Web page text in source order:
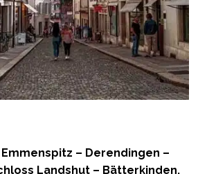
– Derendingen –
Landshut – Bätterkinden,